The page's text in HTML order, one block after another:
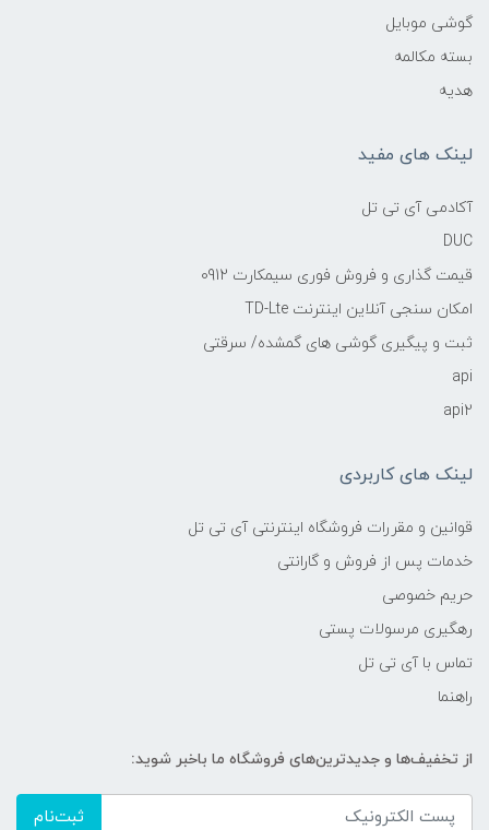
گوشی موبایل
بسته مکالمه
هدیه
لینک های مفید
آکادمی آی تی تل
DUC
قیمت گذاری و فروش فوری سیمکارت 0912
امکان سنجی آنلاین اینترنت TD-Lte
ثبت و پیگیری گوشی های گمشده/ سرقتی
api
api2
لینک های کاربردی
قوانین و مقررات فروشگاه اینترنتی آی تی تل
خدمات پس از فروش و گارانتی
حریم خصوصی
رهگیری مرسولات پستی
تماس با آی تی تل
راهنما
از تخفیف‌ها و جدیدترین‌های فروشگاه ما باخبر شوید:
ثبت‌نام